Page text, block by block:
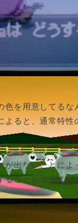
色を用意してるな
よると、通常特
が出ないことに
ることが出来まし